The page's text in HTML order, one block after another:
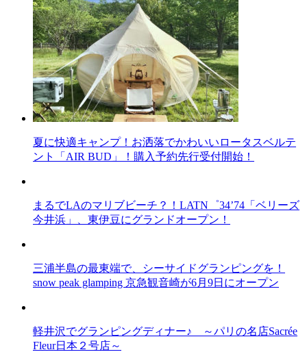
夏に快適キャンプ！お洒落でかわいいロータスベルテ
ント「AIR BUD」！購入予約先行受付開始！
まるでLAのマリブビーチ？！LATN゜34’74「ベリーズ
今井浜」、東伊豆にグランドオープン！
三浦半島の最東端で、シーサイドグランピングを！
snow peak glamping 京急観音崎が6月9日にオープン
軽井沢でグランピングディナー♪ ～パリの名店Sacrée
Fleur日本２号店～